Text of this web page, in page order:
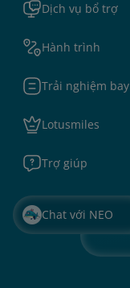
Dịch vụ bổ trợ
Hành trình
Trải nghiệm bay
Lotusmiles
Trợ giúp
Chat với NEO